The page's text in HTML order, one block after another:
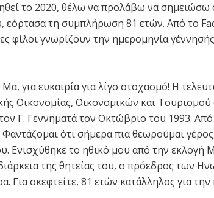
το 2020, θέλω να προλάβω να σημειώσω
εόρτασα τη συμπλήρωση 81 ετών. Από το
φίλοι γνωρίζουν την ημερομηνία
για ευκαιρία για λίγο στοχασμό! Η
Οικονομίας, Οικονομικών και
Γ. Γεννηματά τον Οκτώβριο του 1993.
ότι σήμερα πια θεωρούμαι
Ενισχύθηκε το ηθικό μου από την εκλογή
της θητείας του, ο πρόεδρος των
Για σκεφτείτε, 81 ετών κατάλληλος για την